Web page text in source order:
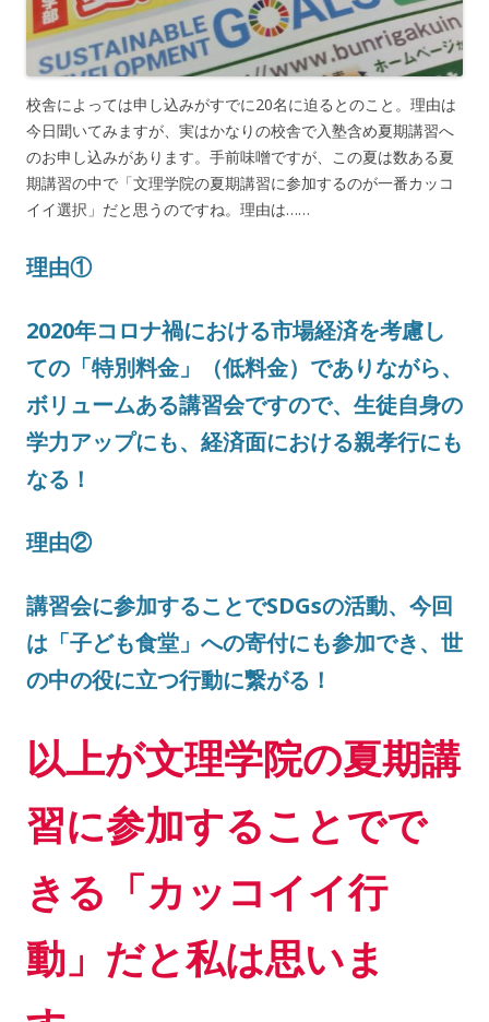
校舎によっては申し込みがすでに20名に迫るとのこと。理由は
今日聞いてみますが、実はかなりの校舎で入塾含め夏期講習へ
のお申し込みがあります。手前味噌ですが、この夏は数ある夏
期講習の中で「文理学院の夏期講習に参加するのが一番カッコ
イイ選択」だと思うのですね。理由は……
理由①
2020年コロナ禍における市場経済を考慮し
ての「特別料金」（低料金）でありながら、
ボリュームある講習会ですので、生徒自身の
学力アップにも、経済面における親孝行にも
なる！
理由②
講習会に参加することでSDGsの活動、今回
は「子ども食堂」への寄付にも参加でき、世
の中の役に立つ行動に繋がる！
以上が文理学院の夏期講
習に参加することでで
きる「カッコイイ行
動」だと私は思いま